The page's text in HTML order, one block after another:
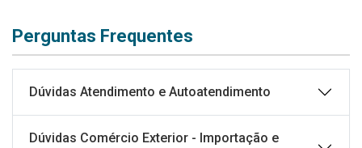
Perguntas Frequentes
Dúvidas Atendimento e Autoatendimento
Dúvidas Comércio Exterior - Importação e